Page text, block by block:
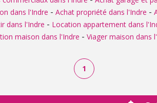
dans l'Indre - Achat propriété dans l'Indre -
dans l'Indre - Location appartement dans
maison dans l'Indre - Viager maison dans
1